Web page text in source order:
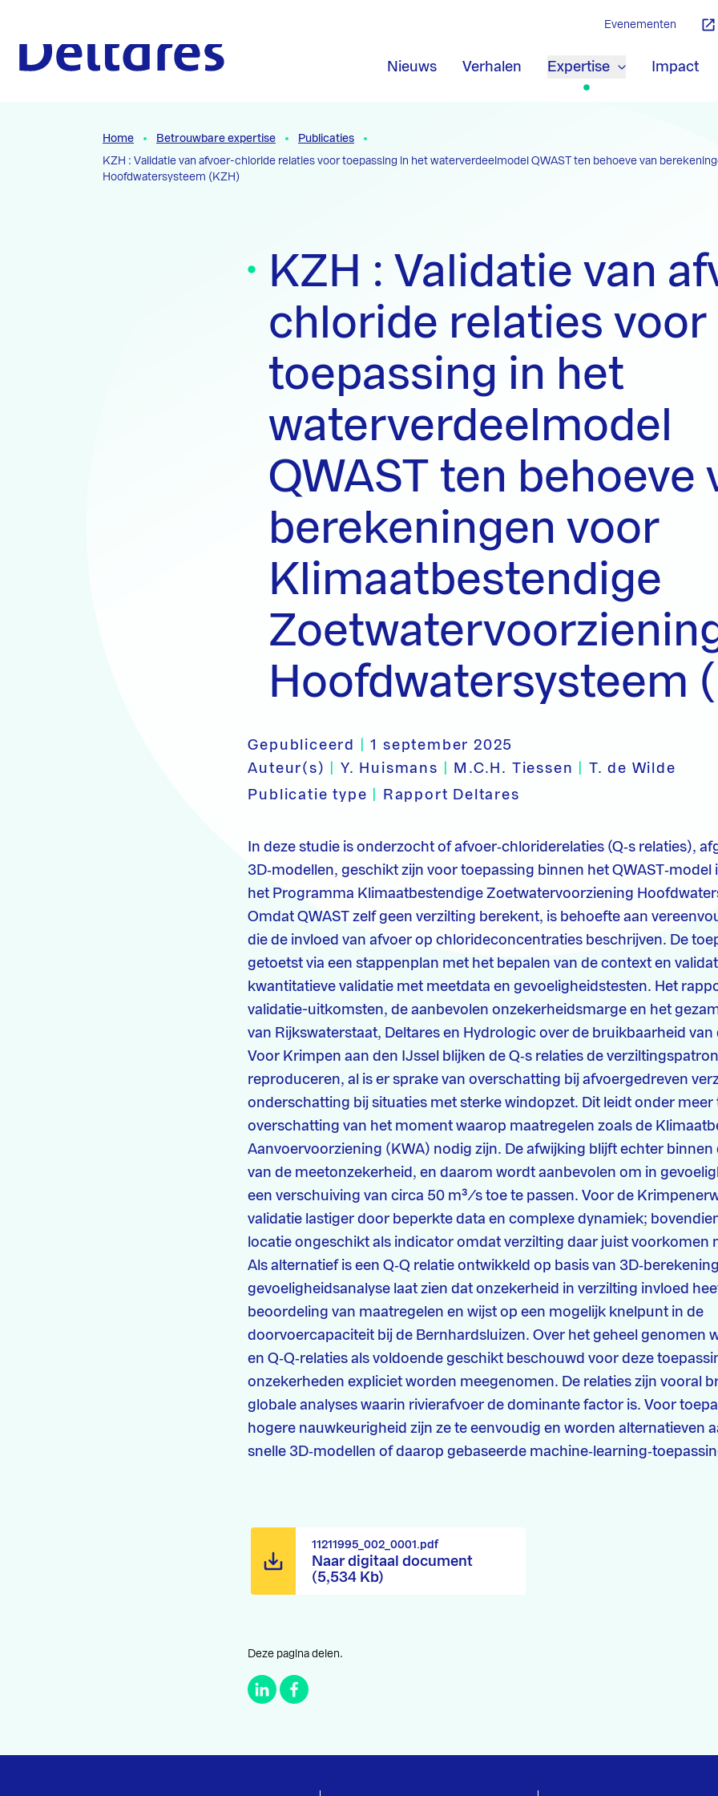
Nieuws Verhalen Expertise Impact
Evenementen
Home Betrouwbare expertise
Publicaties
KZH : Validatie van afvoer-chloride relaties voor toepassing in het waterverdeelmodel QWAST ten behoeve van
Hoofdwatersysteem (KZH)
KZH : Validatie van
chloride relaties voor
toepassing in het
waterverdeelmodel
QWAST ten behoeve
berekeningen voor
Klimaatbestendige
Hoofdwatersysteem
Gepubliceerd |1 september 2025
Auteur(s)
Y. Huismans M.C.H. Tiessen
T. de Wilde
Publicatie type
Rapport Deltares
In deze studie is onderzocht of afvoer‑chloriderelaties (Q‑s relaties),
3D‑modellen, geschikt zijn voor toepassing binnen het QWAST‑model
het Programma Klimaatbestendige Zoetwatervoorziening
Omdat QWAST zelf geen verzilting berekent, is behoefte aan
die de invloed van afvoer op chlorideconcentraties beschrijven. De
getoetst via een stappenplan met het bepalen van de context en
kwantitatieve validatie met meetdata en gevoeligheidstesten. Het
validatie-uitkomsten, de aanbevolen onzekerheidsmarge en het
van Rijkswaterstaat, Deltares en Hydrologic over de bruikbaarheid van
Voor Krimpen aan den IJssel blijken de Q‑s relaties de
reproduceren, al is er sprake van overschatting bij afvoergedreven
onderschatting bij situaties met sterke windopzet. Dit leidt onder meer
overschatting van het moment waarop maatregelen zoals de
Aanvoervoorziening (KWA) nodig zijn. De afwijking blijft echter
van de meetonzekerheid, en daarom wordt aanbevolen om in
een verschuiving van circa 50 m³/s toe te passen. Voor de
validatie lastiger door beperkte data en complexe dynamiek;
locatie ongeschikt als indicator omdat verzilting daar juist voorkomen
Als alternatief is een Q‑Q relatie ontwikkeld op basis van
gevoeligheidsanalyse laat zien dat onzekerheid in verzilting invloed
beoordeling van maatregelen en wijst op een mogelijk knelpunt in de
doorvoercapaciteit bij de Bernhardsluizen. Over het geheel genomen
en Q‑Q‑relaties als voldoende geschikt beschouwd voor deze
onzekerheden expliciet worden meegenomen. De relaties zijn vooral
globale analyses waarin rivierafvoer de dominante factor is. Voor
hogere nauwkeurigheid zijn ze te eenvoudig en worden alternatieven
snelle 3D‑modellen of daarop gebaseerde
Naar digitaal document
(5,534 Kb)
11211995_002_0001.pdf
Deze pagina delen.